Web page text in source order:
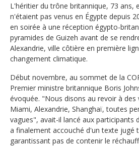
L'héritier du trône britannique, 73 ans,
n'étaient pas venus en Égypte depuis
en soirée à une réception égypto-
pyramides de Guizeh avant de se
Alexandrie, ville côtière en première
changement climatique.
Début novembre, au sommet de la
Premier ministre britannique Boris
évoquée. "Nous disons au revoir à des
Miami, Alexandrie, Shanghaï, toutes
vagues", avait-il lancé aux participants
a finalement accouché d'un texte jugé
garantissant pas de contenir le